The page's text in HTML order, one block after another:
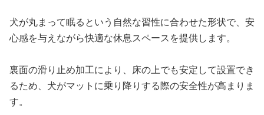
犬が丸まって眠るという自然な習性に合わせた形状で、安
心感を与えながら快適な休息スペースを提供します。
裏面の滑り止め加工により、床の上でも安定して設置でき
るため、犬がマットに乗り降りする際の安全性が高まりま
す。